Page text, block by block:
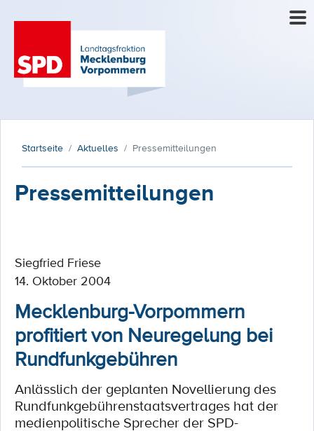
Startseite Aktuelles Pressemitteilungen
Pressemitteilungen
Siegfried Friese
14. Oktober 2004
Mecklenburg-Vorpommern
profitiert von Neuregelung bei
Rundfunkgebühren
Anlässlich der geplanten Novellierung des
Rundfunkgebührenstaatsvertrages hat der
medienpolitische Sprecher der SPD-